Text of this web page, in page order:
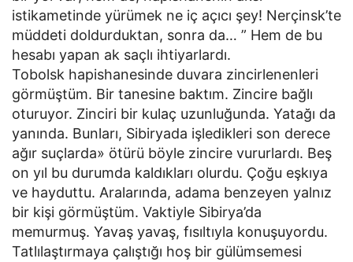
istikametinde yürümek ne iç açıcı şey! Nerçinsk’te
müddeti doldurduktan, sonra da… ” Hem de bu
hesabı yapan ak saçlı ihtiyarlardı.
Tobolsk hapishanesinde duvara zincirlenenleri
görmüştüm. Bir tanesine baktım. Zincire bağlı
oturuyor. Zinciri bir kulaç uzunluğunda. Yatağı da
yanında. Bunları, Sibiryada işledikleri son derece
ağır suçlarda» ötürü böyle zincire vururlardı. Beş
on yıl bu durumda kaldıkları olurdu. Çoğu eşkıya
ve hayduttu. Aralarında, adama benzeyen yalnız
bir kişi görmüştüm. Vaktiyle Sibirya’da
memurmuş. Yavaş yavaş, fısıltıyla konuşuyordu.
Tatlılaştırmaya çalıştığı hoş bir gülümsemesi